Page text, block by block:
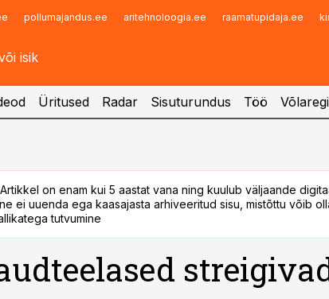
pollumajandus.ee aritehnoloogia.ee raamatupidaja.ee
Üritused Radar Sisuturundus Töö
Artikkel on enam kui 5 aastat vana ning kuulub väljaande
ei uuenda ega kaasajasta arhiveeritud sisu, mistõttu võib
tutvumine